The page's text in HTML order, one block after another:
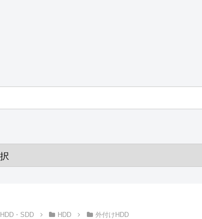
HDD・SDD HDD 外付けHDD